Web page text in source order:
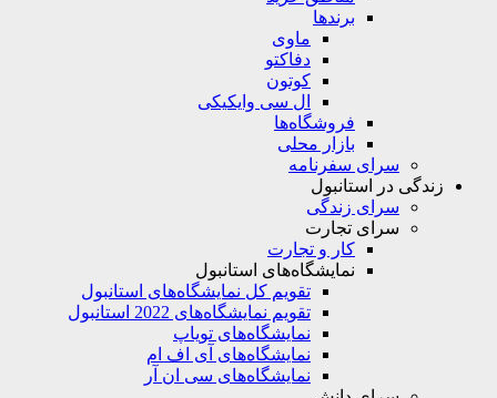
برندها
ماوی
دفاکتو
کوتون
ال سی وایکیکی
فروشگاه‌ها
بازار محلی
سرای سفرنامه
زندگی در استانبول
سرای زندگی
سرای تجارت
کار و تجارت
نمایشگاه‌های استانبول
تقویم کل نمایشگاه‌های استانبول
تقویم نمایشگاه‌های 2022 استانبول
نمایشگاه‌های تویاپ
نمایشگاه‌های آی اف ام
نمایشگاه‌های سی ان آر